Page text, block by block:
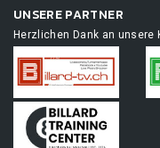
UNSERE PARTNER
Herzlichen Dank an unsere